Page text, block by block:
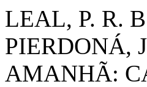
LEAL, P. R.
PIERDONÁ,
AMANHÃ: